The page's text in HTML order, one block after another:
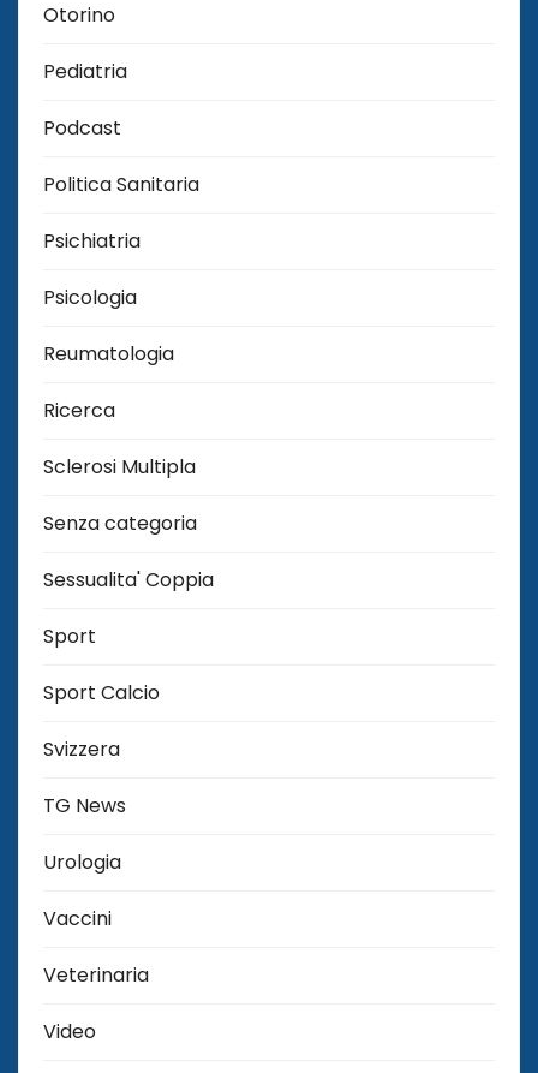
Otorino
Pediatria
Podcast
Politica Sanitaria
Psichiatria
Psicologia
Reumatologia
Ricerca
Sclerosi Multipla
Senza categoria
Sessualita' Coppia
Sport
Sport Calcio
Svizzera
TG News
Urologia
Vaccini
Veterinaria
Video